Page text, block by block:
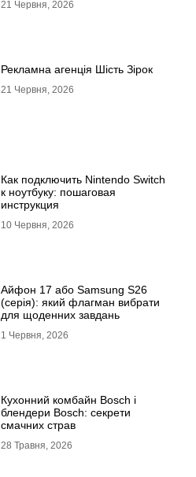
21 Червня, 2026
Рекламна агенція Шість Зірок
21 Червня, 2026
Как подключить Nintendo Switch
к ноутбуку: пошаговая
инструкция
10 Червня, 2026
Айфон 17 або Samsung S26
(серія): який флагман вибрати
для щоденних завдань
1 Червня, 2026
Кухонний комбайн Bosch і
блендери Bosch: секрети
смачних страв
28 Травня, 2026